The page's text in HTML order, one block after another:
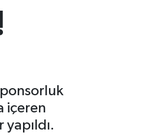
içeren